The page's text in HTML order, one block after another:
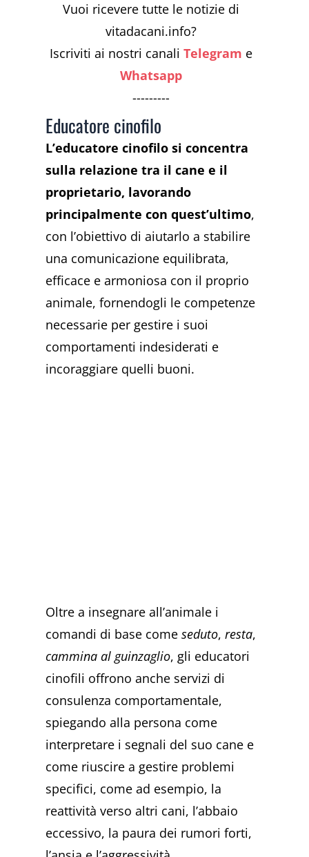
Vuoi ricevere tutte le notizie di
vitadacani.info?
Iscriviti ai nostri canaliTelegram e
Whatsapp
---------
Educatore cinofilo
L’educatore cinofilo si concentra
sulla relazione tra il cane e il
proprietario, lavorando
principalmente con quest’ultimo,
con l’obiettivo di aiutarlo a stabilire
una comunicazione equilibrata,
efficace e armoniosa con il proprio
animale, fornendogli le competenze
necessarie per gestire i suoi
comportamenti indesiderati e
incoraggiare quelli buoni.
Oltre a insegnare all’animale i
comandi di base comeseduto,resta,
cammina al guinzaglio, gli educatori
cinofili offrono anche servizi di
consulenza comportamentale,
spiegando alla persona come
interpretare i segnali del suo cane e
come riuscire a gestire problemi
specifici, come ad esempio, la
reattività verso altri cani, l’abbaio
eccessivo, la paura dei rumori forti,